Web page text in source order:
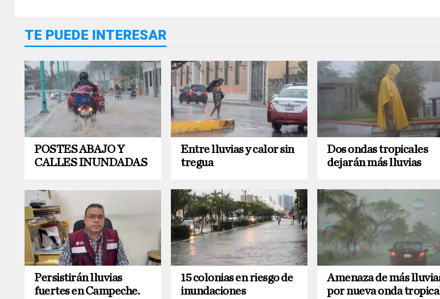
TE PUEDE INTERESAR
POSTES ABAJO Y
CALLES INUNDADAS
Entre lluvias y calor sin
tregua
Dos ondas tropicales
dejarán más lluvias
Persistirán lluvias
fuertes en Campeche.
15 colonias en riesgo de
inundaciones
Amenaza de más
por nueva onda